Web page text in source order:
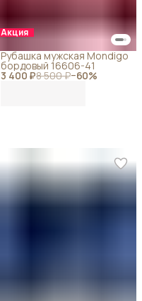
Акция
3 400 ₽8 500 ₽−60%
Рубашка мужская Mondigo
бордовый 16606-41